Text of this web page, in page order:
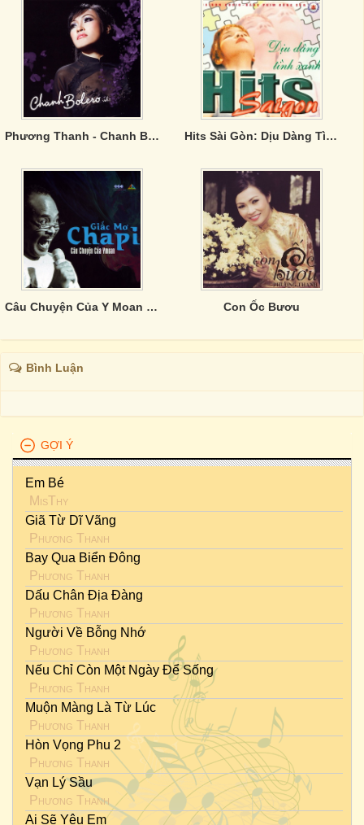
Phương Thanh - Chanh Bolero Hits Sài Gòn: Dịu Dàng Tình Xanh
Câu Chuyện Của Y Moan - Giấc Mơ Chapi Con Ốc Bươu
Bình Luận
GỢI Ý
Em Bé
MisThy
Giã Từ Dĩ Vãng
Phương Thanh
Bay Qua Biển Đông
Phương Thanh
Dấu Chân Địa Đàng
Phương Thanh
Người Về Bỗng Nhớ
Phương Thanh
Nếu Chỉ Còn Một Ngày Để Sống
Phương Thanh
Muộn Màng Là Từ Lúc
Phương Thanh
Hòn Vọng Phu 2
Phương Thanh
Vạn Lý Sầu
Phương Thanh
Ai Sẽ Yêu Em